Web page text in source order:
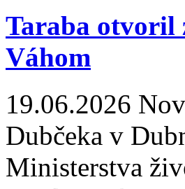
Taraba otvoril
Váhom
19.06.2026
Dubčeka v
Ministerstva